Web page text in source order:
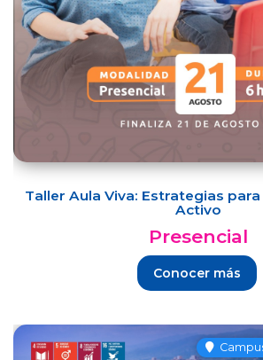
Taller Aula Viva: Estrategias
Activo
Presencial
Conocer más